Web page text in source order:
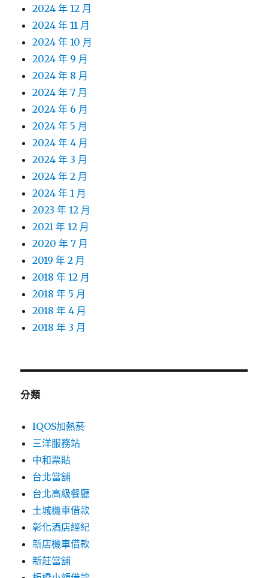
2024 年 12 月
2024 年 11 月
2024 年 10 月
2024 年 9 月
2024 年 8 月
2024 年 7 月
2024 年 6 月
2024 年 5 月
2024 年 4 月
2024 年 3 月
2024 年 2 月
2024 年 1 月
2023 年 12 月
2021 年 12 月
2020 年 7 月
2019 年 2 月
2018 年 12 月
2018 年 5 月
2018 年 4 月
2018 年 3 月
分類
IQOS加熱菸
三洋服務站
中和票貼
台北當舖
台北高級餐廳
土城機車借款
彰化酒店經紀
新店機車借款
新莊當舖